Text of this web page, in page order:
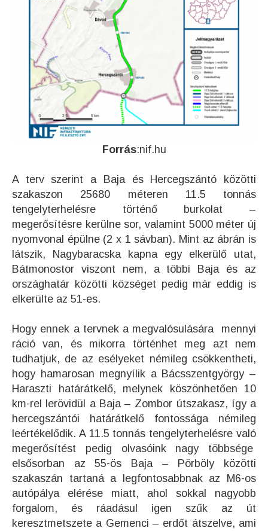
Forrás:nif.hu
A terv szerint a Baja és Hercegszántó közötti
szakaszon 25680 méteren 11.5 tonnás
tengelyterhelésre történő burkolat –
megerősítésre kerülne sor, valamint 5000 méter új
nyomvonal épülne (2 x 1 sávban). Mint az ábrán is
látszik, Nagybaracska kapna egy elkerülő utat,
Bátmonostor viszont nem, a többi Baja és az
országhatár közötti községet pedig már eddig is
elkerülte az 51-es.
Hogy ennek a tervnek a megvalósulására mennyi
ráció van, és mikorra történhet meg azt nem
tudhatjuk, de az esélyeket némileg csökkentheti,
hogy hamarosan megnyílik a Bácsszentgyörgy –
Haraszti határátkelő, melynek köszönhetően 10
km-rel lerövidül a Baja – Zombor útszakasz, így a
hercegszántói határátkelő fontossága némileg
leértékelődik. A 11.5 tonnás tengelyterhelésre való
megerősítést pedig olvasóink nagy többsége
elsősorban az 55-ös Baja – Pörböly közötti
szakaszán tartaná a legfontosabbnak az M6-os
autópálya elérése miatt, ahol sokkal nagyobb
forgalom, és ráadásul igen szűk az út
keresztmetszete a Gemenci – erdőt átszelve, ami